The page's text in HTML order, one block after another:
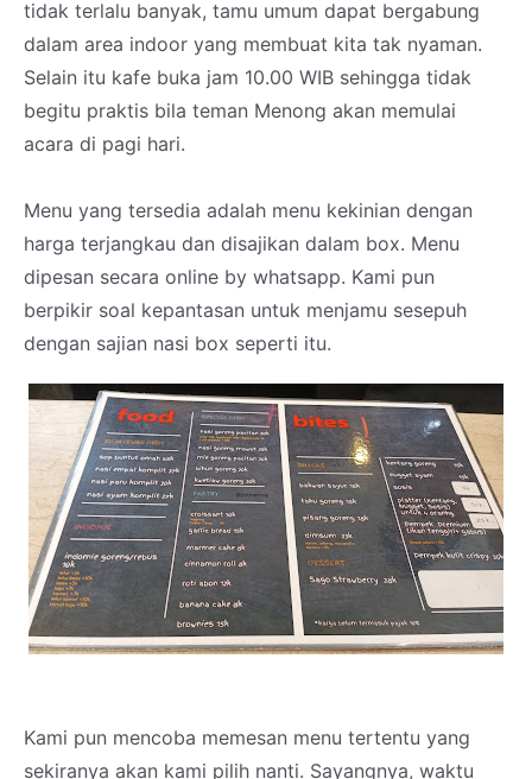
tidak terlalu banyak, tamu umum dapat bergabung
dalam area indoor yang membuat kita tak nyaman.
Selain itu kafe buka jam 10.00 WIB sehingga tidak
begitu praktis bila teman Menong akan memulai
acara di pagi hari.
Menu yang tersedia adalah menu kekinian dengan
harga terjangkau dan disajikan dalam box. Menu
dipesan secara online by whatsapp. Kami pun
berpikir soal kepantasan untuk menjamu sesepuh
dengan sajian nasi box seperti itu.
Kami pun mencoba memesan menu tertentu yang
sekiranya akan kami pilih nanti. Sayangnya, waktu